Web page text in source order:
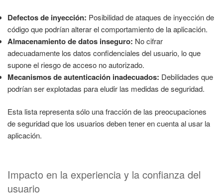
Defectos de inyección: Posibilidad de ataques de inyección de
código que podrían alterar el comportamiento de la aplicación.
Almacenamiento de datos inseguro: No cifrar
adecuadamente los datos confidenciales del usuario, lo que
supone el riesgo de acceso no autorizado.
Mecanismos de autenticación inadecuados: Debilidades que
podrían ser explotadas para eludir las medidas de seguridad.
Esta lista representa sólo una fracción de las preocupaciones
de seguridad que los usuarios deben tener en cuenta al usar la
aplicación.
Impacto en la experiencia y la confianza del
usuario